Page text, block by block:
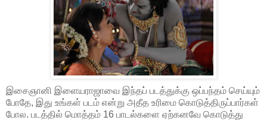
இசைஞானி இளையராஜாவை இந்தப் படத்துக்கு ஒப்பந்தம் செய்யும்
போதே, இது உங்கள் படம் என்று அதீத உரிமை கொடுத்திருப்பார்கள்
போல. படத்தில் மொத்தம் 16 பாடல்களை ஏற்கனவே கொடுத்து